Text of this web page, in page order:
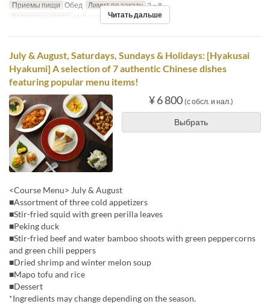
Приемы пищи Обед Лимит по заказу 2 ~ 8
Категория места
Hall seats Читать дальше
July & August, Saturdays, Sundays & Holidays: [Hyakusai
Hyakumi] A selection of 7 authentic Chinese dishes
featuring popular menu items!
¥ 6 800 (с обсл. и нал.)
Выбрать
<Course Menu> July & August
■Assortment of three cold appetizers
■Stir-fried squid with green perilla leaves
■Peking duck
■Stir-fried beef and water bamboo shoots with green peppercorns
and green chili peppers
■Dried shrimp and winter melon soup
■Mapo tofu and rice
■Dessert
*Ingredients may change depending on the season.